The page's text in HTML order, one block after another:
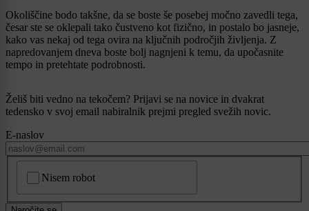
Okoliščine bodo takšne, da se boste še posebej močno zavedli tega,
česar ste se oklepali tako čustveno kot fizično, in postalo bo jasneje,
kako vas nekaj od tega ovira na ključnih področjih življenja. Z
napredovanjem dneva boste bolj nagnjeni k temu, da upočasnite
tempo in pretehtate podrobnosti.
Želiš biti vedno na tekočem? Prijavi se na novice in dvakrat
tedensko v svoj email nabiralnik prejmi pregled svežih novic.
E-naslov
Nisem robot